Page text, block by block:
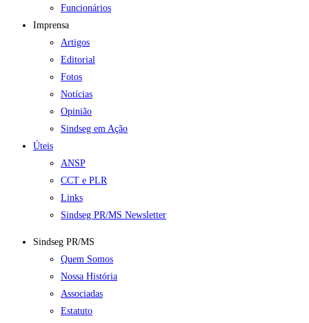
Funcionários
Imprensa
Artigos
Editorial
Fotos
Notícias
Opinião
Sindseg em Ação
Úteis
ANSP
CCT e PLR
Links
Sindseg PR/MS Newsletter
Sindseg PR/MS
Quem Somos
Nossa História
Associadas
Estatuto